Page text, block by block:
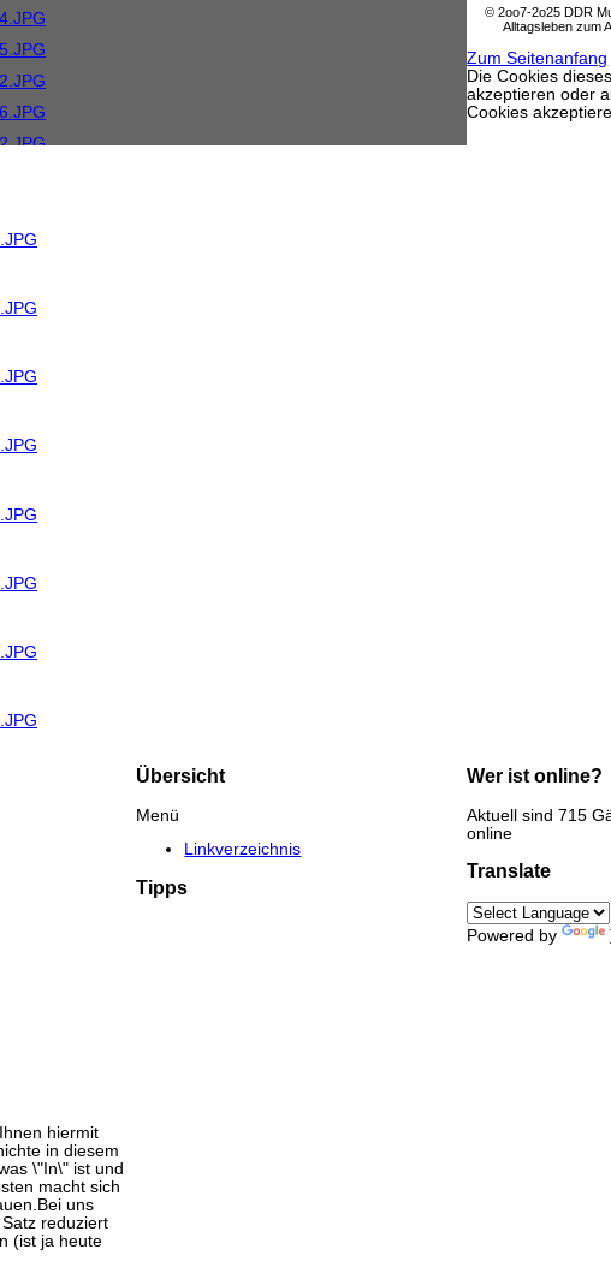
hiermit
in diesem
\"In\" ist und
macht sich
uns
reduziert
(ist ja heute
Übersicht
Menü
Linkverzeichnis
Tipps
Wer ist online?
Aktuell sind 715
online
Translate
Powered by
© 2oo7-2o25 DDR
Alltagsleben zum
Zum Seitenanfang
Die Cookies
akzeptieren oder
Cookies